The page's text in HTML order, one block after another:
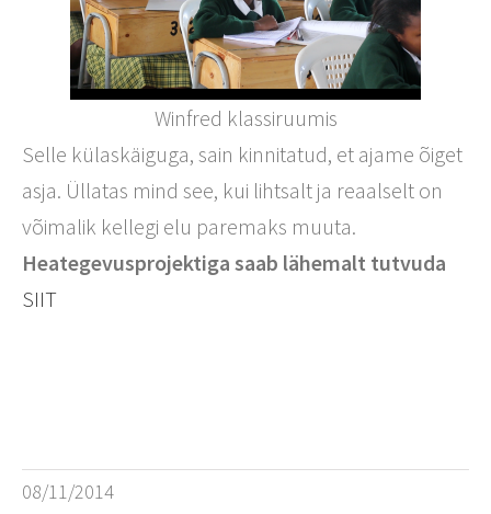
Winfred klassiruumis
Selle külaskäiguga, sain kinnitatud, et ajame õiget
asja. Üllatas mind see, kui lihtsalt ja reaalselt on
võimalik kellegi elu paremaks muuta.
Heategevusprojektiga saab lähemalt tutvuda
SIIT
08/11/2014